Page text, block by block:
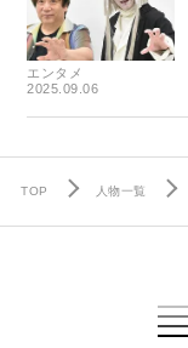
エンタメ
2025.09.06
TOP 人物一覧